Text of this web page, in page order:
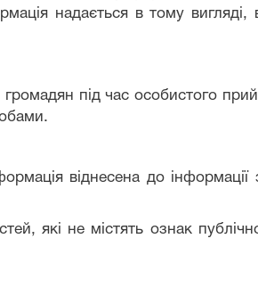
надається в тому
під час особистого
віднесена до
які не містять ознак